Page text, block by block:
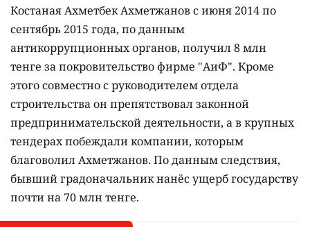
Костаная Ахметбек Ахметжанов с июня 2014 по
сентябрь 2015 года, по данным
антикоррупционных органов, получил 8 млн
тенге за покровительство фирме "АиФ". Кроме
этого совместно с руководителем отдела
строительства он препятствовал законной
предпринимательской деятельности, а в крупных
тендерах побеждали компании, которым
благоволил Ахметжанов. По данным следствия,
бывший градоначальник нанёс ущерб государству
почти на 70 млн тенге.